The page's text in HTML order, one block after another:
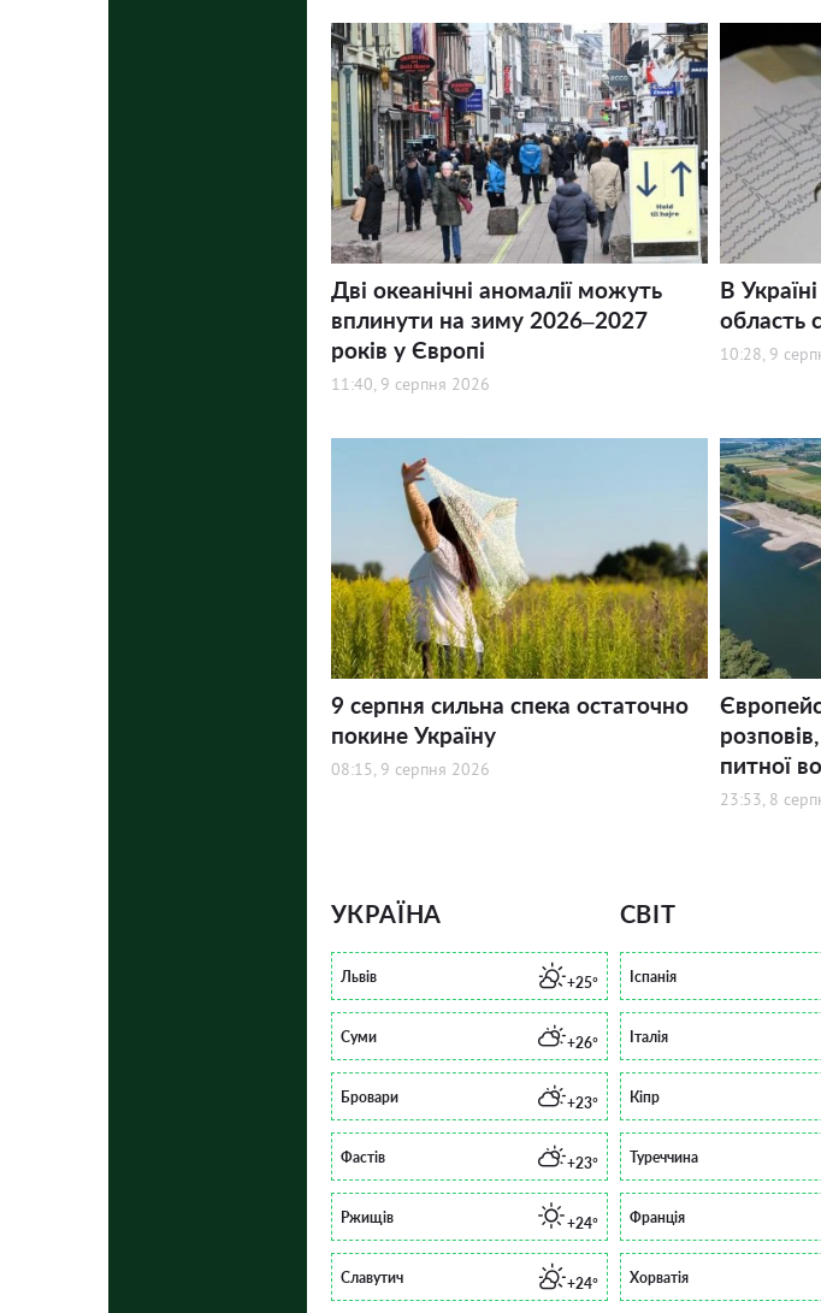
Дві океанічні аномалії можуть
вплинути на зиму 2026–2027
років у Європі
11:40, 9 серпня 2026
В
область
10:28, 9
9 серпня сильна спека остаточно
покине Україну
08:15, 9 серпня 2026
питної
23:53, 8
УКРАЇНА
Львів +25°
Суми +26°
Бровари +23°
Фастів +23°
Ржищів +24°
Славутич +24°
СВІТ
Іспанія
Італія
Кіпр
Туреччина
Франція
Хорватія